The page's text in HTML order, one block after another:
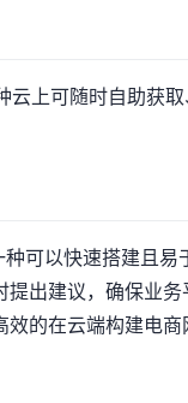
上可随时自助获取
以快速搭建且易
出建议，确保业
的在云端构建电商